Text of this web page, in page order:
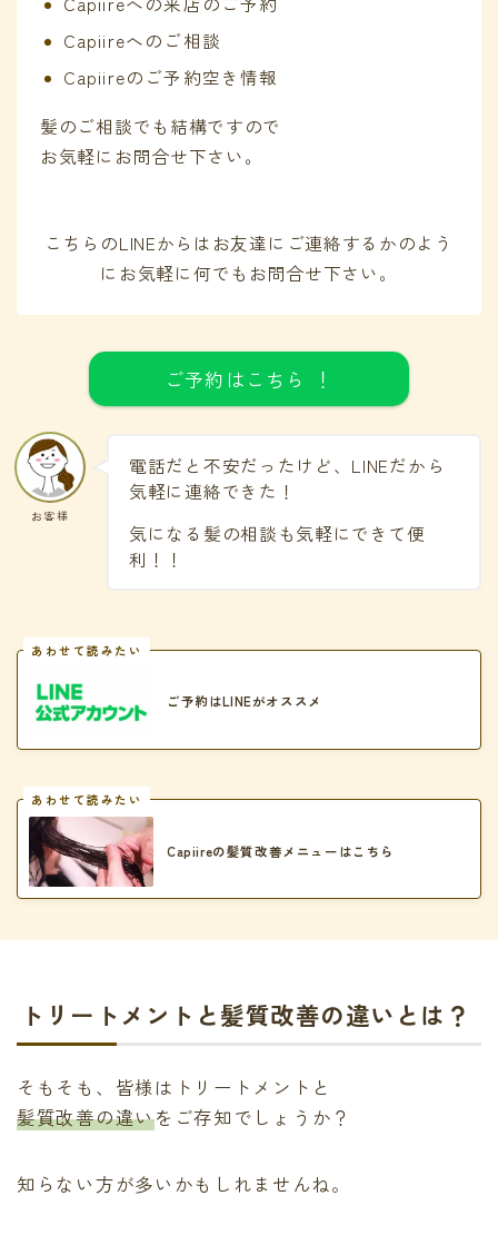
Capiireへのご相談
Capiireのご予約空き情報
髪のご相談でも結構ですので
お気軽にお問合せ下さい。
こちらのLINEからはお友達にご連絡するかのよう
にお気軽に何でもお問合せ下さい。
ご予約はこちら ！
お客様
電話だと不安だったけど、LINEだから
気軽に連絡できた！
気になる髪の相談も気軽にできて便
利！！
あわせて読みたい
ご予約はLINEがオススメ
あわせて読みたい
Capiireの髪質改善メニューはこちら
トリートメントと髪質改善の違いとは？
そもそも、皆様はトリートメントと
髪質改善の違いをご存知でしょうか？
知らない方が多いかもしれませんね。